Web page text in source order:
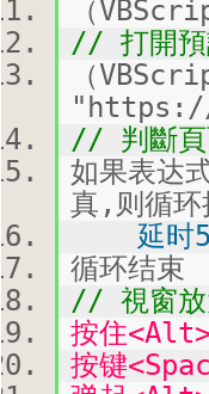
（
// 打開預
（
"https://
// 判斷頁
如果表
真,则循环
延时
循环结束
// 視窗放
按住
按键